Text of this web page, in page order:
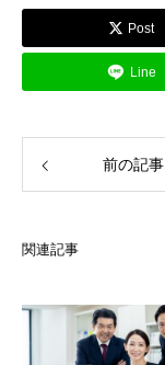
Post
Line
前の記事
関連記事